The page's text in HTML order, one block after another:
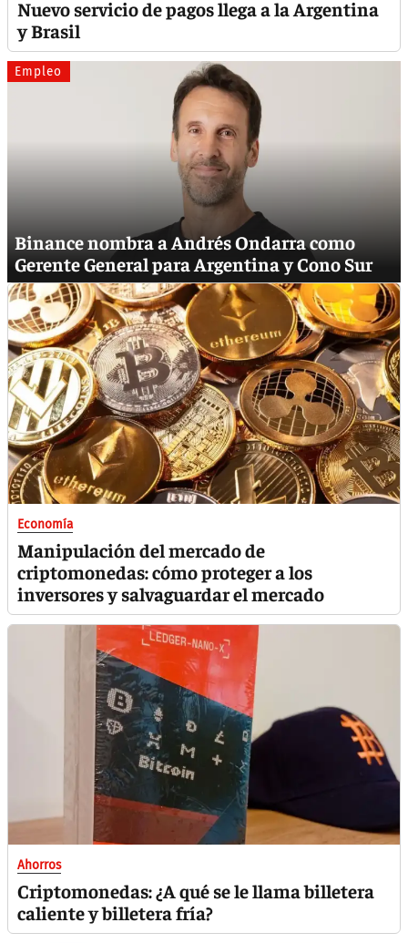
Nuevo servicio de pagos llega a la Argentina
y Brasil
Empleo
Binance nombra a Andrés Ondarra como
Gerente General para Argentina y Cono Sur
Economía
Manipulación del mercado de
criptomonedas: cómo proteger a los
inversores y salvaguardar el mercado
Ahorros
Criptomonedas: ¿A qué se le llama billetera
caliente y billetera fría?